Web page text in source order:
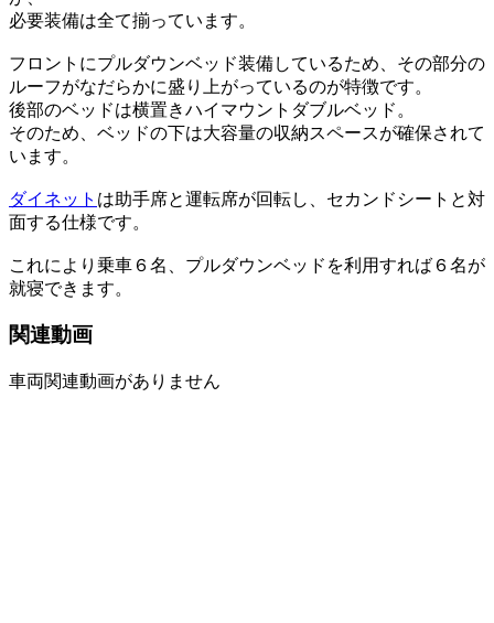
必要装備は全て揃っています。
フロントにプルダウンベッド装備しているため、その部分の
ルーフがなだらかに盛り上がっているのが特徴です。
後部のベッドは横置きハイマウントダブルベッド。
そのため、ベッドの下は大容量の収納スペースが確保されて
います。
ダイネット は助手席と運転席が回転し、セカンドシートと対
面する仕様です。
これにより乗車６名、プルダウンベッドを利用すれば６名が
就寝できます。
関連動画
車両関連動画がありません